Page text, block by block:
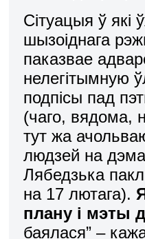
Сітуацыя ў які
шызоіднага
паказвае
нелегітымную
подпісы пад
(чаго, вядома,
тут жа
людзей на
Лябедзька
на 17 лютага).
плану і мэты
баялася” –